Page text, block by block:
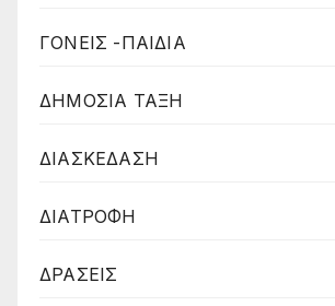
ΓΟΝΕΙΣ -ΠΑΙΔΙΑ
ΔΗΜΟΣΙΑ ΤΑΞΗ
ΔΙΑΣΚΕΔΑΣΗ
ΔΙΑΤΡΟΦΗ
ΔΡΑΣΕΙΣ